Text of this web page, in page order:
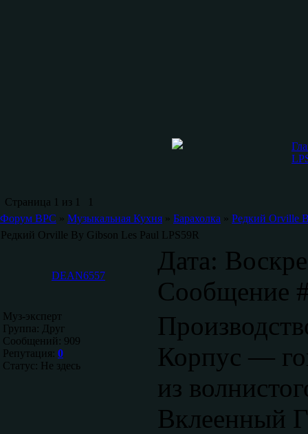
Страница 1 из 1
1
Форум ВРС » Музыкальная Кухня » Барахолка » Редкий Orville
Редкий Orville By Gibson Les Paul LPS59R
DEAN6557
Дата:
Сообщение
Муз-эксперт
Группа: Друг
Сообщений: 909
Репутация: 0
Статус: Не здесь
Корпус —
из
Вклеенный